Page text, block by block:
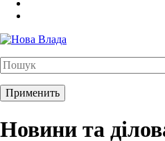
Новини та